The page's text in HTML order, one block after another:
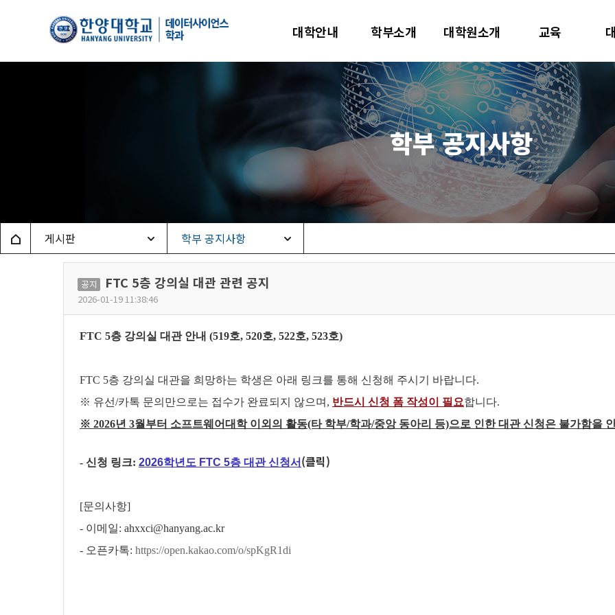
한양대학교
대학안내 학부소개 대학원소개 교육
학부 공지사항
Home 게시판 학부 공지사항
공
지
FTC 5층 강의실 대관 관련 공지
2026-01-19 11:38:46
FTC 5층 강의실 대관 안내 (519호, 520호, 522호, 523호)
FTC 5층 강의실 대관을 희망하는 학생은 아래 링크를 통해 신청해 주시기 바랍니다.
※ 유선/카톡 문의만으로는 접수가 완료되지 않으며, 반드시 신청 폼 작성이 필요합니다.
※ 2026년 3월부터 소프트웨어대학 이외의 활동(타 학부/학과/중앙 동아리 등)으로 인한 대관 신청은 불가함을
- 신청 링크: 2026학년도 FTC 5층 대관 신청서 (클릭)
[문의사항]
- 이메일: ahxxci@hanyang.ac.kr
- 오픈카톡: https://open.kakao.com/o/spKgR1di